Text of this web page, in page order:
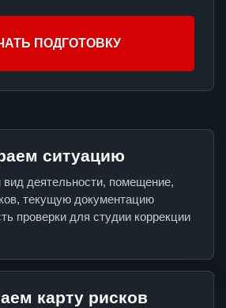
ПОДГОТОВКУ
ситуацию
вид деятельности, помещение,
текущую документацию
проверки для студии коррекции
карту рисков